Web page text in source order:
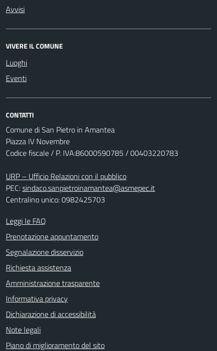
Avvisi
VIVERE IL COMUNE
Luoghi
Eventi
CONTATTI
Comune di San Pietro in Amantea
Piazza IV Novembre
Codice fiscale / P. IVA:86000590785 / 00403220783
URP – Ufficio Relazioni con il pubblico
PEC:sindaco.sanpietroinamantea@asmepec.it
Centralino unico: 0982425703
Leggi le FAQ
Prenotazione appuntamento
Segnalazione disservizio
Richiesta assistenza
Amministrazione trasparente
Informativa privacy
Dichiarazione di accessibilità
Note legali
Piano di miglioramento del sito